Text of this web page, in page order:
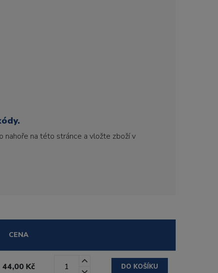
nahoře na této stránce a vložte zboží v
CENA
44,00 Kč DO KOŠÍKU